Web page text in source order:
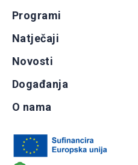
Programi
Natječaji
Novosti
Događanja
O nama